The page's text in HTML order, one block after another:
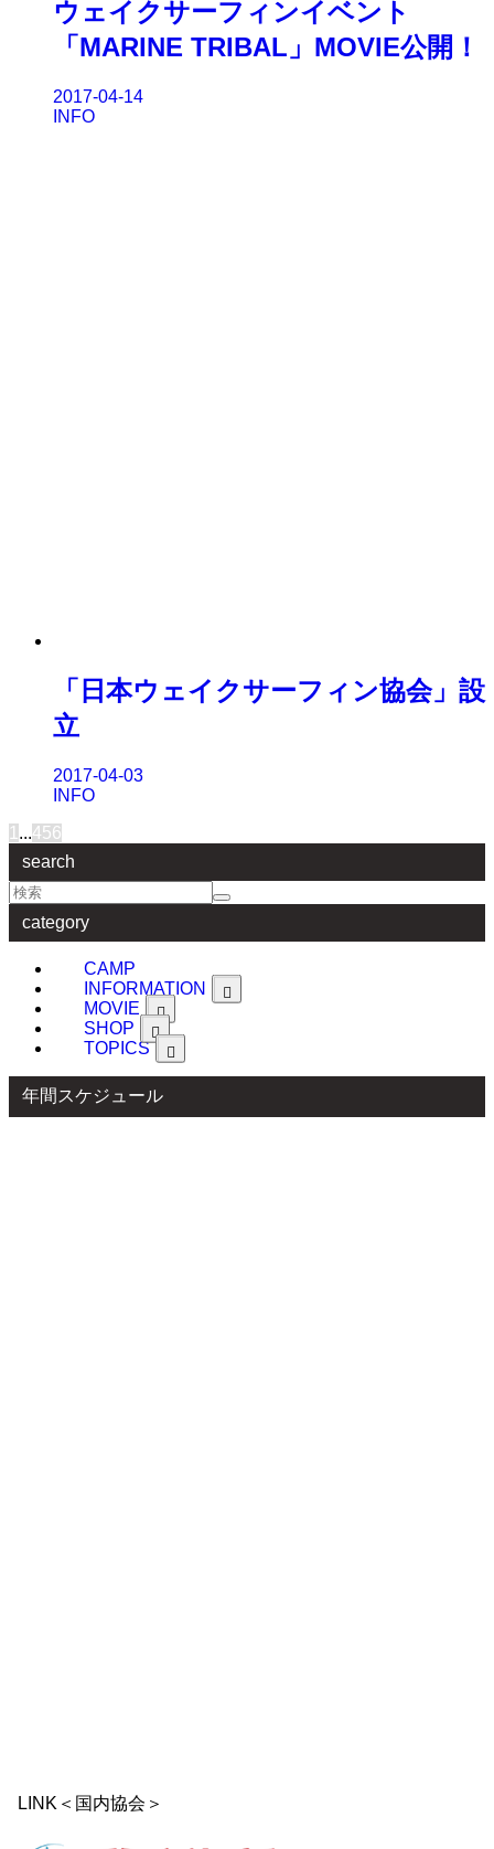
ウェイクサーフィンイベント
「MARINE TRIBAL」MOVIE公開！
2017-04-14
INFO
「日本ウェイクサーフィン協会」設
立
2017-04-03
INFO
1 ...456
search
category
CAMP
INFORMATION
MOVIE
SHOP
TOPICS
年間スケジュール
LINK＜国内協会＞